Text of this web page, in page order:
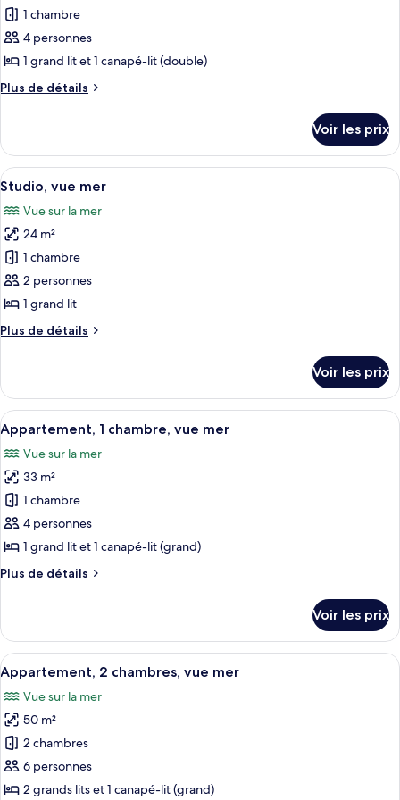
2
chambres
photos
pour
ce
type
de
Studio
1 chambre
4 personnes
1 grand lit et 1 canapé-lit (double)
Plus de détails
Plus
le
type
de
Studio
Voir les prix
Afficher
toutes
les
photos
pour
ce
type
chambre :
mer
Une chambre d’hôtel avec un grand
12
Studio, vue mer
Vue sur la mer
24 m²
1 chambre
2 personnes
1 grand lit
Plus de détails
Plus
le
type
de
chambre
Studio,
vue
mer
Voir les prix
Afficher
toutes
les
photos
pour
ce
type
chambre :
chambre,
vue
mer
Un salon moderne avec un canapé,
11
Appartement, 1 chambre, vue mer
Vue sur la mer
33 m²
1 chambre
4 personnes
1 grand lit et 1 canapé-lit (grand)
Plus de détails
Plus
le
type
de
chambre
Appartement,
chambre,
vue
mer
Voir les prix
Afficher
toutes
les
photos
pour
ce
type
Une chambre d’hôtel moderne
17
Appartement, 2 chambres, vue mer
Vue sur la mer
50 m²
2 chambres
6 personnes
2 grands lits et 1 canapé-lit (grand)